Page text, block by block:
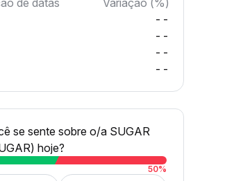
de datas
Variação (%)
--
--
--
--
se sente sobre o/a SUGAR
hoje?
50%